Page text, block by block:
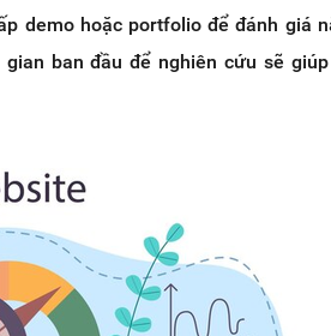
demo hoặc portfolio để đánh giá
ban đầu để nghiên cứu sẽ